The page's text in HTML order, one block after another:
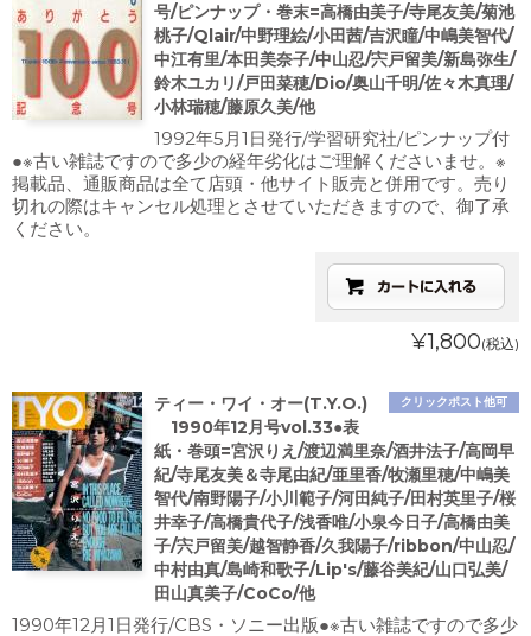
号/ピンナップ・巻末=高橋由美子/寺尾友美/菊池
桃子/Qlair/中野理絵/小田茜/吉沢瞳/中嶋美智代/
中江有里/本田美奈子/中山忍/宍戸留美/新島弥生/
鈴木ユカリ/戸田菜穂/Dio/奥山千明/佐々木真理/
小林瑞穂/藤原久美/他
1992年5月1日発行/学習研究社/ピンナップ付
●※古い雑誌ですので多少の経年劣化はご理解くださいませ。※
掲載品、通販商品は全て店頭・他サイト販売と併用です。売り
切れの際はキャンセル処理とさせていただきますので、御了承
ください。
¥1,800(税込)
クリックポスト他可
ティー・ワイ・オー(T.Y.O.)
1990年12月号vol.33●表
紙・巻頭=宮沢りえ/渡辺満里奈/酒井法子/高岡早
紀/寺尾友美＆寺尾由紀/亜里香/牧瀬里穂/中嶋美
智代/南野陽子/小川範子/河田純子/田村英里子/桜
井幸子/高橋貴代子/浅香唯/小泉今日子/高橋由美
子/宍戸留美/越智静香/久我陽子/ribbon/中山忍/
中村由真/島崎和歌子/Lip's/藤谷美紀/山口弘美/
田山真美子/CoCo/他
1990年12月1日発行/CBS・ソニー出版●※古い雑誌ですので多少